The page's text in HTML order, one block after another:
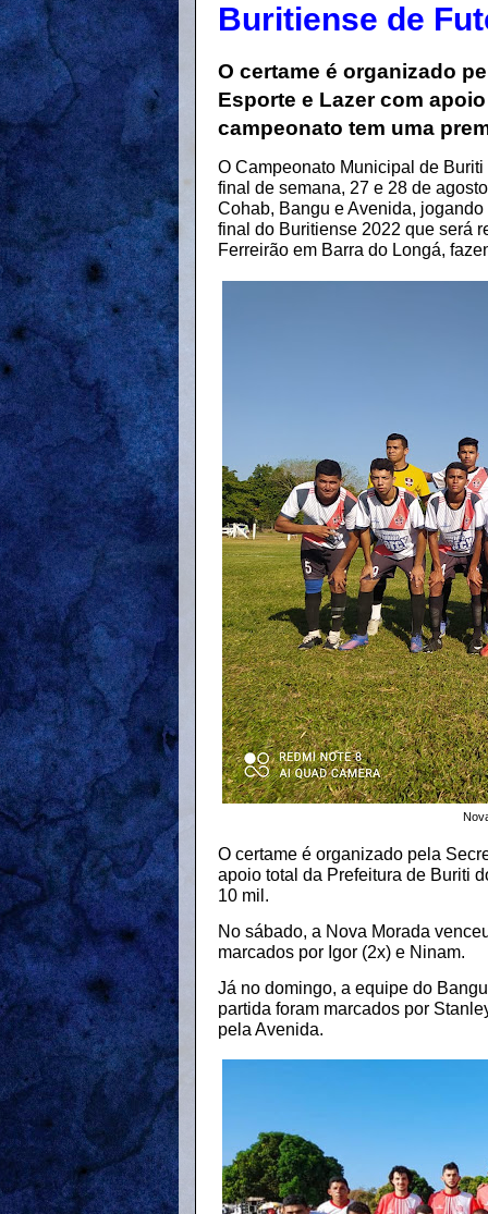
Buritiense de
O certame é organizado
Esporte e Lazer com
campeonato tem uma
O Campeonato Municipal de
final de semana, 27 e 28 de
Cohab, Bangu e Avenida,
final do Buritiense 2022 que será
Ferreirão em Barra do Longá,
O certame é organizado pela
apoio total da Prefeitura de Buriti
10 mil.
No sábado, a Nova Morada
marcados por Igor (2x) e Ninam.
Já no domingo, a equipe do
partida foram marcados por
pela Avenida.